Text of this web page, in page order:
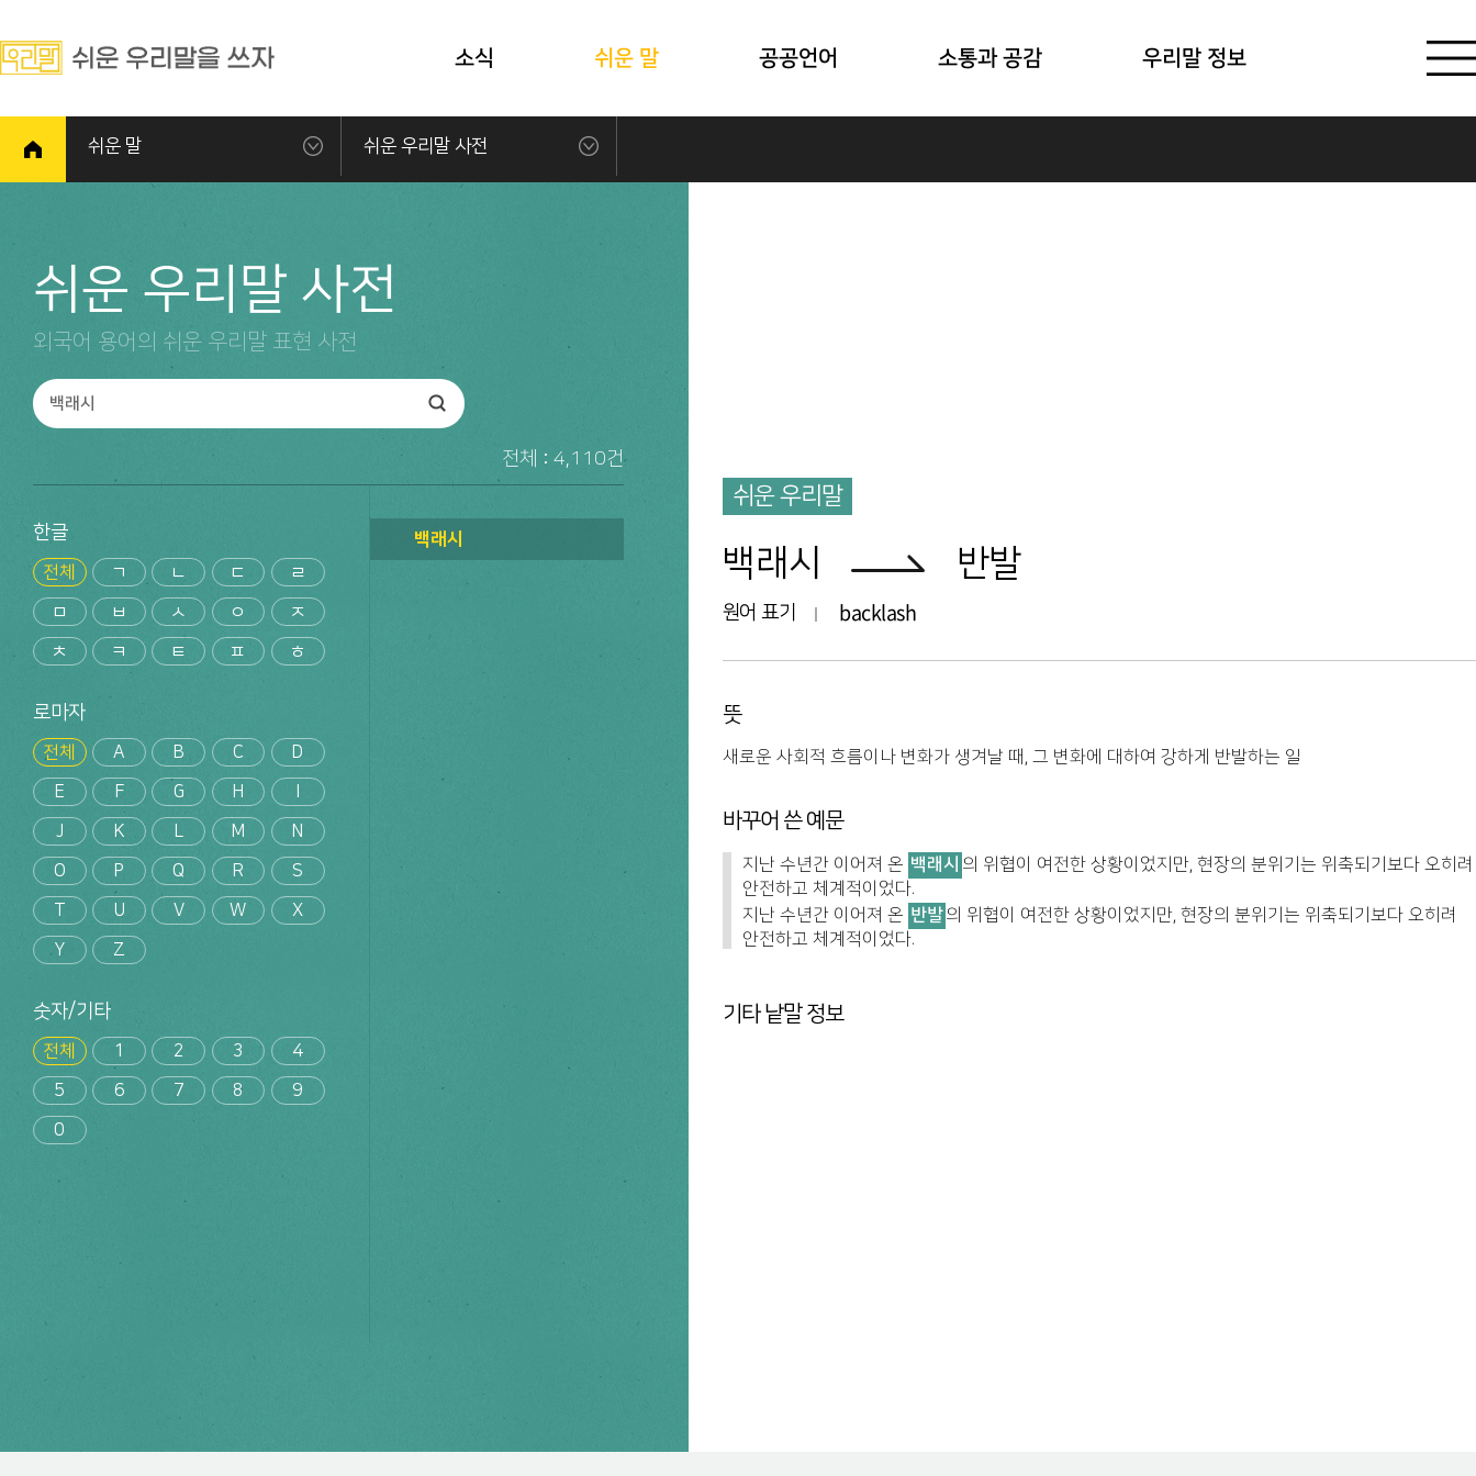
소식 쉬운 말 공공언어 소통과 공감 우리말 정보
쉬운 말 쉬운 우리말 사전
쉬운 우리말 사전
외국어 용어의 쉬운 우리말 표현 사전
전체 : 4,110건
한글
전체 ㄱ ㄴ ㄷ
ㄹ
ㅁ
ㅂ ㅅ ㅇ
ㅈ
ㅊ
ㅋ ㅌ ㅍ ㅎ
로마자
전체 A B C
D
E
F G H
J
K L M
N
O
P Q R
S
T
U V W
X
Y
Z
숫자/기타
전체 1 2 3
4
5
6 7 8
9
0
백래시
쉬운 우리말
백래시 반발
원어 표기 backlash
뜻
새로운 사회적 흐름이나 변화가 생겨날 때, 그 변화에 대하여 강하게 반발하는 일
바꾸어 쓴 예문
지난 수년간 이어져 온 백래시 의 위협이 여전한 상황이었지만, 현장의 분위기는 위축되기보다 오히려
안전하고 체계적이었다.
지난 수년간 이어져 온 반발의 위협이 여전한 상황이었지만, 현장의 분위기는 위축되기보다 오히려
안전하고 체계적이었다.
기타 낱말 정보